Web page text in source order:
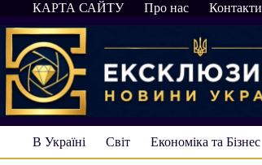
Перейти
до
вмісту
КАРТА САЙТУ Про нас Контакти
В Україні Світ Економіка та Бізнес